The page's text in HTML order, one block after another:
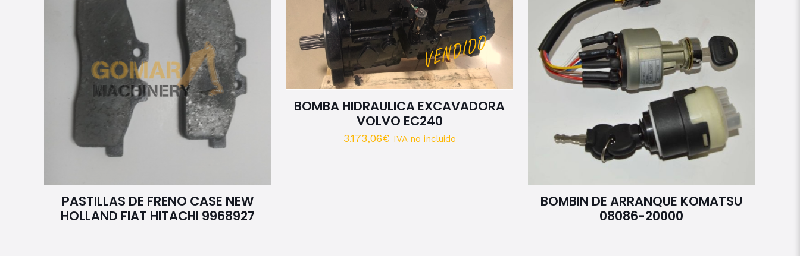
PASTILLAS DE FRENO CASE NEW
HOLLAND FIAT HITACHI 9968927
BOMBA HIDRAULICA EXCAVADORA
VOLVO EC240
3.173,06€ IVA no incluido
BOMBIN DE ARRANQUE KOMATSU
08086-20000